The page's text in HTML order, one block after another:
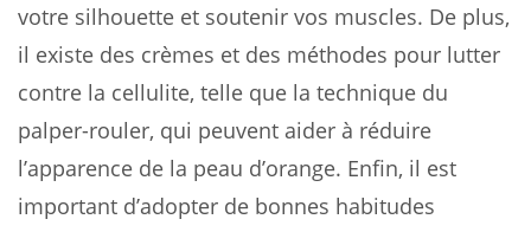
votre silhouette et soutenir vos muscles. De plus,
il existe des crèmes et des méthodes pour lutter
contre la cellulite, telle que la technique du
palper-rouler, qui peuvent aider à réduire
l’apparence de la peau d’orange. Enfin, il est
important d’adopter de bonnes habitudes